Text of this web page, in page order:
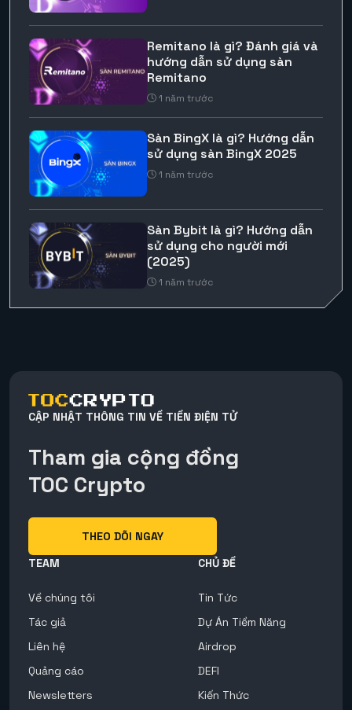
Remitano là gì? Đánh giá và
hướng dẫn sử dụng sàn
Remitano
1 năm trước
Sàn BingX là gì? Hướng dẫn
sử dụng sàn BingX 2025
1 năm trước
Sàn Bybit là gì? Hướng dẫn
sử dụng cho người mới
(2025)
1 năm trước
CẬP NHẬT THÔNG TIN VỀ TIỀN ĐIỆN TỬ
Tham gia cộng đồng
TOC Crypto
THEO DÕI NGAY
TEAM
Về chúng tôi
Tác giả
Liên hệ
Quảng cáo
Newsletters
CHỦ ĐỀ
Tin Tức
Dự Án Tiềm Năng
Airdrop
DEFI
Kiến Thức